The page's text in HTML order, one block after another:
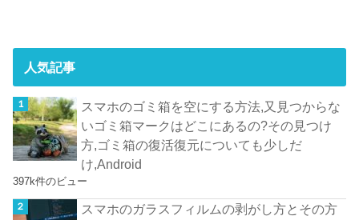
人気記事
スマホのゴミ箱を空にする方法,又見つからな
いゴミ箱マークはどこにあるの?その見つけ
方,ゴミ箱の復活復元についても少しだ
け,Android
397k件のビュー
スマホのガラスフィルムの剥がし方とその方